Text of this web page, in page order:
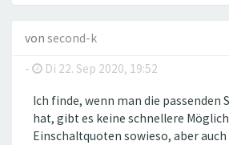
von second-k
-
Di 22. Sep 2020, 19:52
Ich finde, wenn man die passenden
hat, gibt es keine schnellere
Einschaltquoten sowieso, aber auch